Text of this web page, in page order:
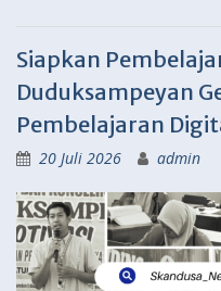
Siapkan
Duduksampeyan
Pembelajaran
20 Juli 2026 admin